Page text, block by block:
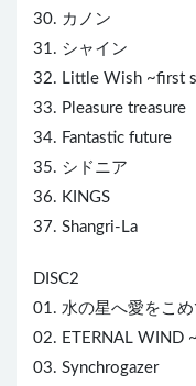
30. カノン
31. シャイン
32. Little Wish ~first
33. Pleasure treasure
34. Fantastic future
35. シドニア
36. KINGS
37. Shangri-La
DISC2
01. 水の星へ愛をこめ
02. ETERNAL WIND
03. Synchrogazer